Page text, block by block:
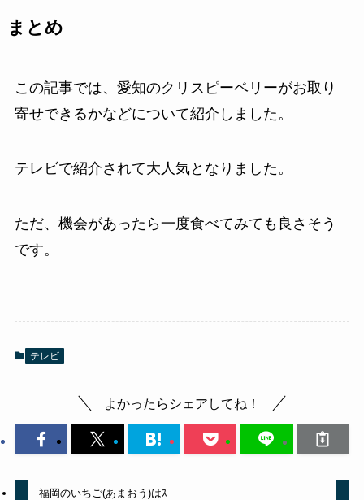
まとめ
この記事では、愛知のクリスピーベリーがお取り
寄せできるかなどについて紹介しました。
テレビで紹介されて大人気となりました。
ただ、機会があったら一度食べてみても良さそう
です。
テレビ
よかったらシェアしてね！
福岡のいちご(あまおう)はｽ